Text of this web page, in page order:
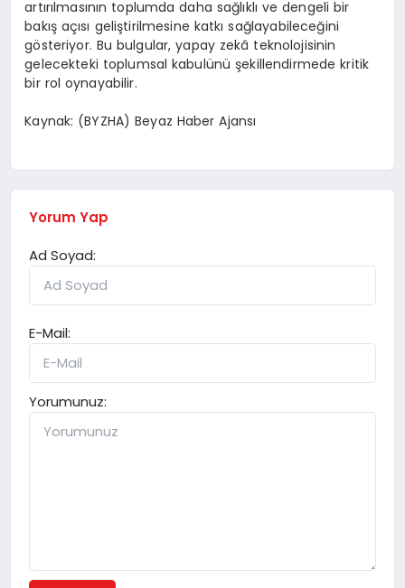
artırılmasının toplumda daha sağlıklı ve dengeli bir
bakış açısı geliştirilmesine katkı sağlayabileceğini
gösteriyor. Bu bulgular, yapay zekâ teknolojisinin
gelecekteki toplumsal kabulünü şekillendirmede kritik
bir rol oynayabilir.
Kaynak: (BYZHA) Beyaz Haber Ajansı
Yorum Yap
Ad Soyad:
E-Mail:
Yorumunuz: